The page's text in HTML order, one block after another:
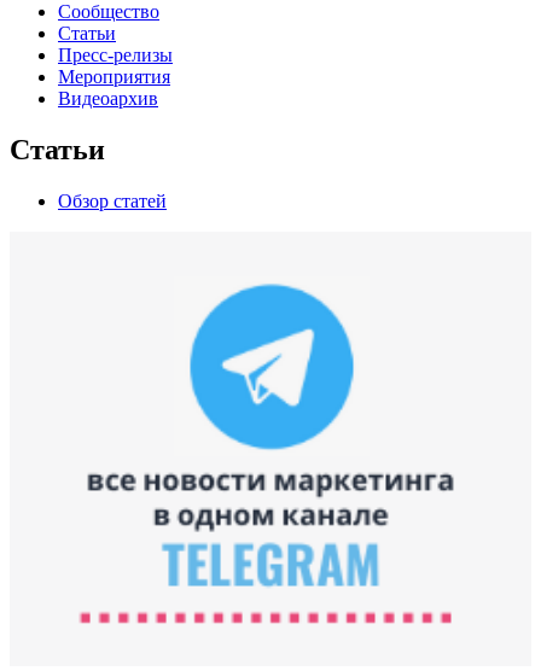
Сообщество
Статьи
Пресс-релизы
Мероприятия
Видеоархив
Статьи
Обзор статей